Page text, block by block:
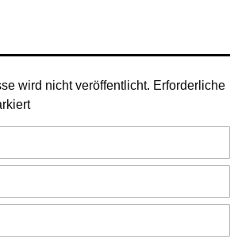
wird nicht veröffentlicht. Erforderliche